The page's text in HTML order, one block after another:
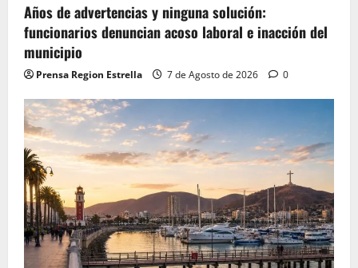
Años de advertencias y ninguna solución:
funcionarios denuncian acoso laboral e inacción del
municipio
Prensa Region Estrella 7 de Agosto de 2026 0